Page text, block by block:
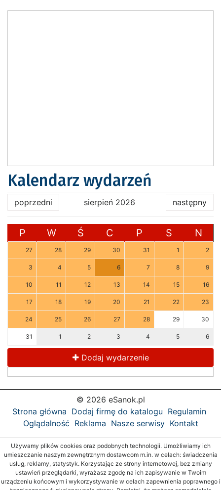
Kalendarz wydarzeń
poprzedni sierpień 2026 następny
P W Ś C P S N
27 28 29 30 31 1 2
3 4 5 6 7 8 9
10 11 12 13 14 15 16
17 18 19 20 21 22 23
24 25 26 27 28 29 30
31 1 2 3 4 5 6
Dodaj wydarzenie
© 2026 eSanok.pl
Strona główna Dodaj firmę do katalogu Regulamin
Oglądalność Reklama Nasze serwisy Kontakt
Używamy plików cookies oraz podobnych technologii. Umożliwiamy ich
umieszczanie naszym zewnętrznym dostawcom m.in. w celach: świadczenia
usług, reklamy, statystyk. Korzystając ze strony internetowej, bez zmiany
ustawień przeglądarki, wyrażasz zgodę na ich zapisywanie w Twoim
urządzeniu końcowym i wykorzystywanie w celach zapewnienia poprawnego i